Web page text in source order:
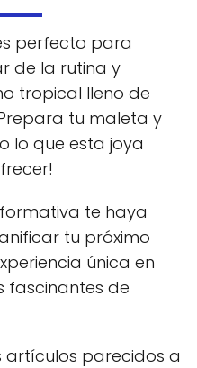
perfecto para
de la rutina y
tropical lleno de
tu maleta y
lo que esta joya
te haya
tu próximo
única en
fascinantes de
artículos parecidos a